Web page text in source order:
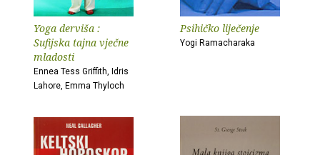
Yoga derviša :
Sufijska tajna vječne
mladosti
Ennea Tess Griffith, Idris
Lahore, Emma Thyloch
Psihičko liječenje
Yogi Ramacharaka